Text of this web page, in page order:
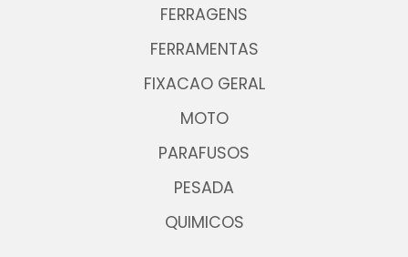
FERRAGENS
FERRAMENTAS
FIXACAO GERAL
MOTO
PARAFUSOS
PESADA
QUIMICOS